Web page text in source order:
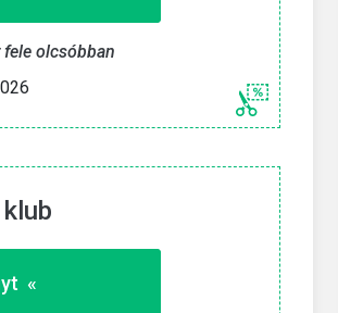
fele olcsóbban
«